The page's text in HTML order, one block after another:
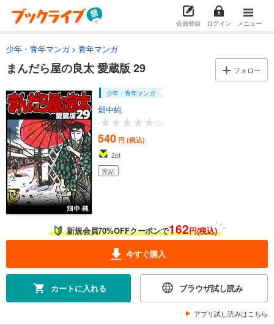
会員登録 ログイン メニュー
少年・青年マンガ 青年マンガ
まんだら屋の良太 愛蔵版 29 フォロー
少年・青年マンガ
畑中純
-
(0)
540 円 (税込)
2pt
完結
新規会員70%OFFクーポンで162円(税込)
今すぐ購入
カートに入れる ブラウザ試し読み
アプリ試し読みはこちら
試し読み
まんだら屋の良太 愛蔵版 14
540円 (税込)
カート
あらすじを表示する
まんだら屋の良太 愛蔵版 15
540円 (税込)
完結
あらすじを表示する
まんだら屋の良太 愛蔵版 16
あらすじを表示する